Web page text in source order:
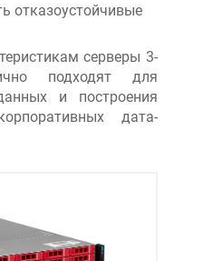
отказоустойчивые
серверы 3-
подходят для
и построения
дата-